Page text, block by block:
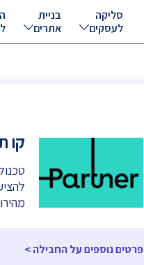
סליקה
לעסקים
בניית
אתרים
קו
פרטים נוספים על החבילה >